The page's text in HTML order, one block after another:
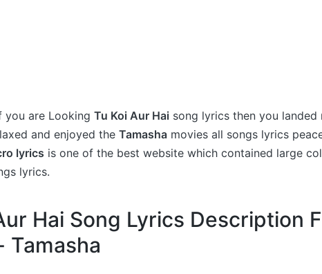
you are Looking Tu Koi Aur Hai song lyrics then you landed
and enjoyed the Tamasha movies all songs lyrics
lyrics is one of the best website which contained large
lyrics.
Hai Song Lyrics Description
Tamasha